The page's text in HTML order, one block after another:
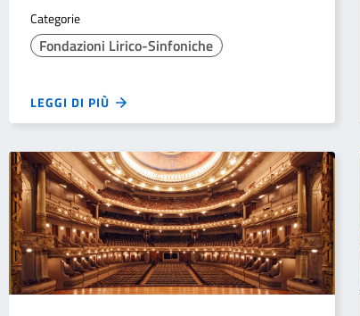
Categorie
Fondazioni Lirico-Sinfoniche
LEGGI DI PIÙ